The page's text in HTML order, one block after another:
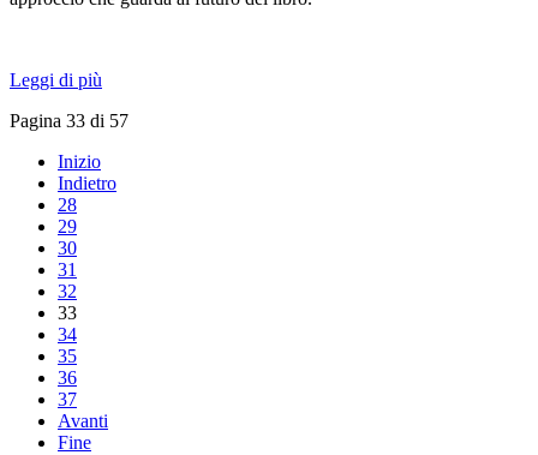
Leggi di più
Pagina 33 di 57
Inizio
Indietro
28
29
30
31
32
33
34
35
36
37
Avanti
Fine